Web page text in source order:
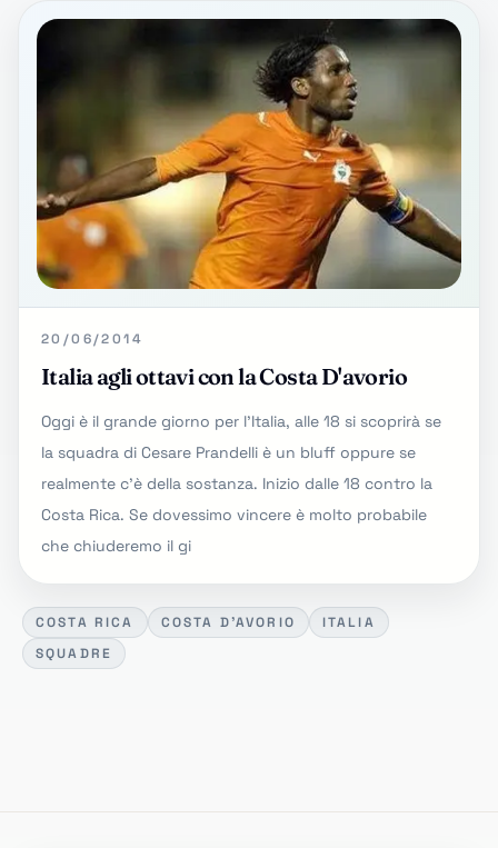
20/06/2014
Italia agli ottavi con la Costa D'avorio
Oggi è il grande giorno per l'Italia, alle 18 si scoprirà se
la squadra di Cesare Prandelli è un bluff oppure se
realmente c'è della sostanza. Inizio dalle 18 contro la
Costa Rica. Se dovessimo vincere è molto probabile
che chiuderemo il gi
COSTA RICA COSTA D'AVORIO
ITALIA
SQUADRE